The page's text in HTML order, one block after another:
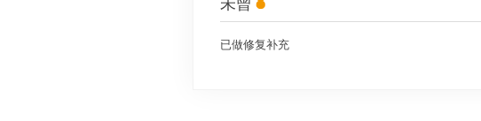
已做修复补充